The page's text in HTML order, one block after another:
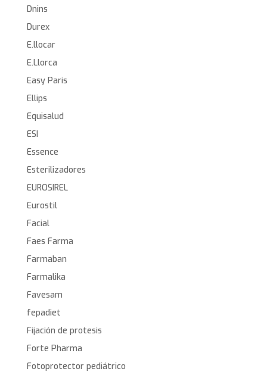
Dnins
Durex
E.llocar
E.Llorca
Easy Paris
Ellips
Equisalud
ESI
Essence
Esterilizadores
EUROSIREL
Eurostil
Facial
Faes Farma
Farmaban
Farmalika
Favesam
fepadiet
Fijación de protesis
Forte Pharma
Fotoprotector pediátrico